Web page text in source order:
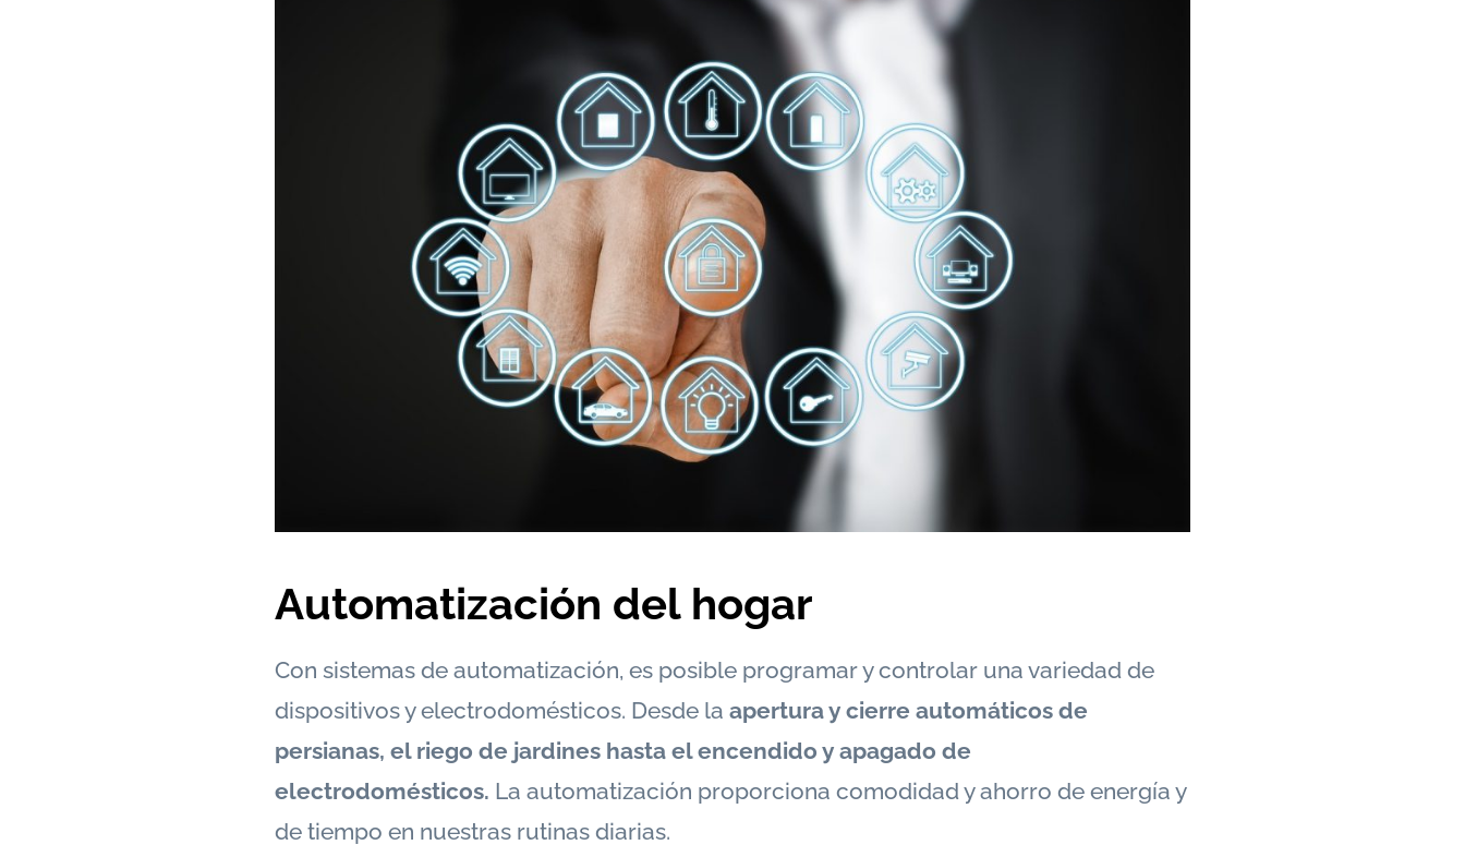
Automatización del hogar
Con sistemas de automatización, es posible programar y controlar una variedad de
dispositivos y electrodomésticos. Desde la apertura y cierre automáticos de
persianas, el riego de jardines hasta el encendido y apagado de
electrodomésticos. La automatización proporciona comodidad y ahorro de energía y
de tiempo en nuestras rutinas diarias.